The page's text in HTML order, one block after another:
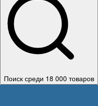
Поиск среди 18 000 товаров